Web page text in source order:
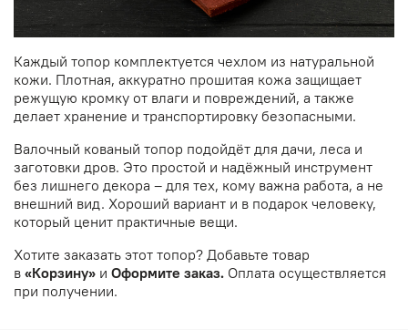
Каждый топор комплектуется чехлом из натуральной
кожи. Плотная, аккуратно прошитая кожа защищает
режущую кромку от влаги и повреждений, а также
делает хранение и транспортировку безопасными.
Валочный кованый топор подойдёт для дачи, леса и
заготовки дров. Это простой и надёжный инструмент
без лишнего декора – для тех, кому важна работа, а не
внешний вид. Хороший вариант и в подарок человеку,
который ценит практичные вещи.
Хотите заказать этот топор? Добавьте товар
в «Корзину» и Оформите заказ. Оплата осуществляется
при получении.